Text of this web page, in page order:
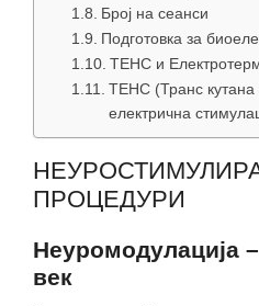
Број на сеанси
Подготовка за
ТЕНС и
ТЕНС (Транс кутана
електрична
ПРОЦЕДУРИ
Неуромодулација
век